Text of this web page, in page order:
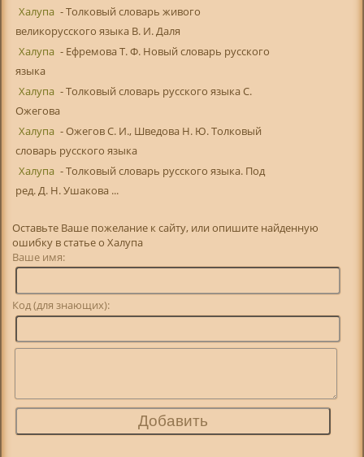
Халупа - Толковый словарь живого
великорусского языка В. И. Даля
Халупа - Ефремова Т. Ф. Новый словарь русского
языка
Халупа - Толковый словарь русского языка С.
Ожегова
Халупа - Ожегов С. И., Шведова Н. Ю. Толковый
словарь русского языка
Халупа - Толковый словарь русского языка. Под
ред. Д. Н. Ушакова ...
Оставьте Ваше пожелание к сайту, или опишите найденную
ошибку в статье о Халупа
Ваше имя:
Код (для знающих):